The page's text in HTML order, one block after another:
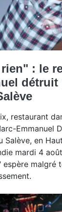
: le
détruit
restaurant
Emmanuel
en
mardi 4
espère malgré